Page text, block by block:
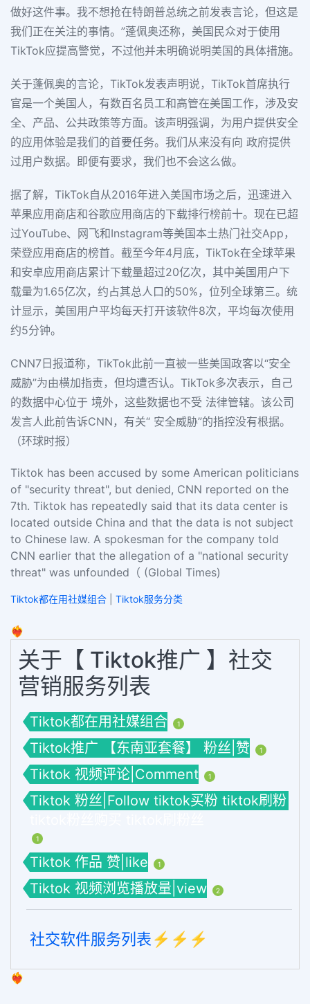
做好这件事。我不想抢在特朗普总统之前发表言论，但这是
我们正在关注的事情。”蓬佩奥还称，美国民众对于使用
TikTok应提高警觉，不过他并未明确说明美国的具体措施。
关于蓬佩奥的言论，TikTok发表声明说，TikTok首席执行
官是一个美国人，有数百名员工和高管在美国工作，涉及安
全、产品、公共政策等方面。该声明强调，为用户提供安全
的应用体验是我们的首要任务。我们从来没有向 政府提供
过用户数据。即便有要求，我们也不会这么做。
据了解，TikTok自从2016年进入美国市场之后，迅速进入
苹果应用商店和谷歌应用商店的下载排行榜前十。现在已超
过YouTube、网飞和Instagram等美国本土热门社交App，
荣登应用商店的榜首。截至今年4月底，TikTok在全球苹果
和安卓应用商店累计下载量超过20亿次，其中美国用户下
载量为1.65亿次，约占其总人口的50%，位列全球第三。统
计显示，美国用户平均每天打开该软件8次，平均每次使用
约5分钟。
CNN7日报道称，TikTok此前一直被一些美国政客以“安全
威胁”为由横加指责，但均遭否认。TikTok多次表示，自己
的数据中心位于 境外，这些数据也不受 法律管辖。该公司
发言人此前告诉CNN，有关“ 安全威胁”的指控没有根据。
（环球时报）
Tiktok has been accused by some American politicians
of "security threat", but denied, CNN reported on the
7th. Tiktok has repeatedly said that its data center is
located outside China and that the data is not subject
to Chinese law. A spokesman for the company told
CNN earlier that the allegation of a "national security
threat" was unfounded（ (Global Times)
Tiktok都在用社媒组合 Tiktok服务分类
❤️‍🔥
关于【 Tiktok推广 】社交
营销服务列表
Tiktok都在用社媒组合 1
Tiktok推广 【东南亚套餐】 粉丝|赞 1
Tiktok 视频评论|Comment 1
Tiktok 粉丝|Follow tiktok买粉 tiktok刷粉
1
Tiktok 作品 赞|like 1
Tiktok 视频浏览播放量|view 2
社交软件服务列表⚡️⚡️⚡️
❤️‍🔥